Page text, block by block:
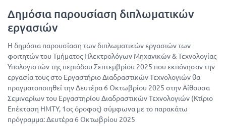
Δημόσια παρουσίαση διπλωματικών
εργασιών
Η δημόσια παρουσίαση των διπλωματικών εργασιών των
φοιτητών του Τμήματος Ηλεκτρολόγων Μηχανικών & Τεχνολογίας
Υπολογιστών της περιόδου Σεπτεμβρίου 2025 που εκπόνησαν την
εργασία τους στο Εργαστήριο Διαδραστικών Τεχνολογιών θα
πραγματοποιηθεί την Δευτέρα 6 Οκτωβρίου 2025 στην Αίθουσα
Σεμιναρίων του Εργαστηρίου Διαδραστικών Τεχνολογιών (Κτίριο
Επέκταση ΗΜΤΥ, 1ος όροφος) σύμφωνα με το παρακάτω
πρόγραμμα: Δευτέρα 6 Οκτωβρίου 2025